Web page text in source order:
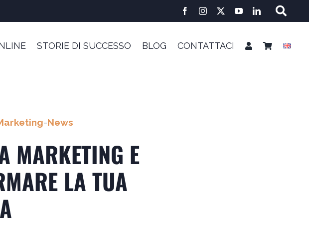
STORIE DI SUCCESSO BLOG CONTATTACI
-News
MARKETING E
LA TUA